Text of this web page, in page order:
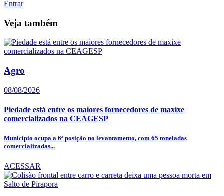
Entrar
Veja também
Agro
08/08/2026
Piedade está entre os maiores fornecedores de maxixe
comercializados na CEAGESP
Município ocupa a 6ª posição no levantamento, com 65 toneladas
comercializadas...
ACESSAR